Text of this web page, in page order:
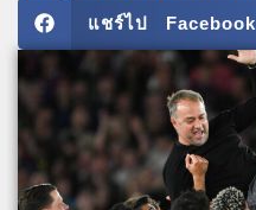
แชร์ไป Facebook